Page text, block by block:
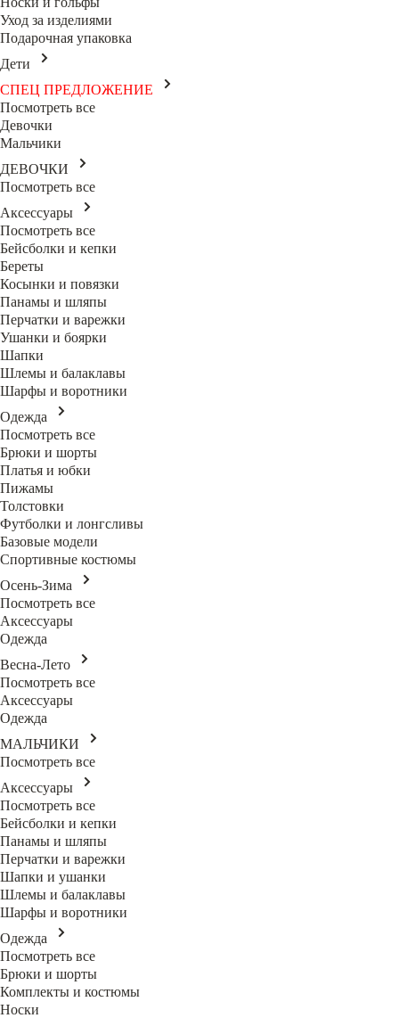
Уход за изделиями
Подарочная упаковка
Дети
СПЕЦ ПРЕДЛОЖЕНИЕ
Посмотреть все
Девочки
Мальчики
ДЕВОЧКИ
Посмотреть все
Аксессуары
Посмотреть все
Бейсболки и кепки
Береты
Косынки и повязки
Панамы и шляпы
Перчатки и варежки
Ушанки и боярки
Шапки
Шлемы и балаклавы
Шарфы и воротники
Одежда
Посмотреть все
Брюки и шорты
Платья и юбки
Пижамы
Толстовки
Футболки и лонгсливы
Базовые модели
Спортивные костюмы
Осень-Зима
Посмотреть все
Аксессуары
Одежда
Весна-Лето
Посмотреть все
Аксессуары
Одежда
МАЛЬЧИКИ
Посмотреть все
Аксессуары
Посмотреть все
Бейсболки и кепки
Панамы и шляпы
Перчатки и варежки
Шапки и ушанки
Шлемы и балаклавы
Шарфы и воротники
Одежда
Посмотреть все
Брюки и шорты
Комплекты и костюмы
Носки